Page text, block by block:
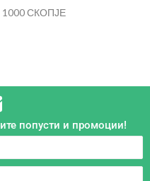
СКОПЈЕ
попусти и промоции!